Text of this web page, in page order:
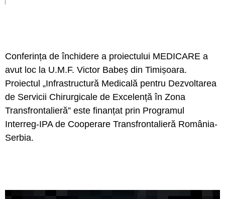
Conferința de închidere a proiectului MEDICARE a
avut loc la U.M.F. Victor Babeș din Timișoara.
Proiectul „Infrastructură Medicală pentru Dezvoltarea
de Servicii Chirurgicale de Excelență în Zona
Transfrontalieră” este finanțat prin Programul
Interreg-IPA de Cooperare Transfrontalieră România-
Serbia.